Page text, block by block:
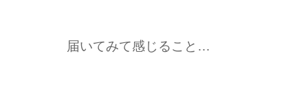
届いてみて感じること…